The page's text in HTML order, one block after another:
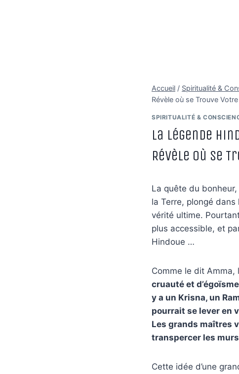
Accueil / Spiritualité &
Révèle où se Trouve
SPIRITUALITÉ &
La Légende
Révèle où se
La quête du
la Terre, plongé dans
vérité ultime.
plus accessible, et
Hindoue …
Comme le dit Amma,
cruauté et
y a un Krisna, un
pourrait se lever en
Les grands maîtres
transpercer les murs
Cette idée d’une